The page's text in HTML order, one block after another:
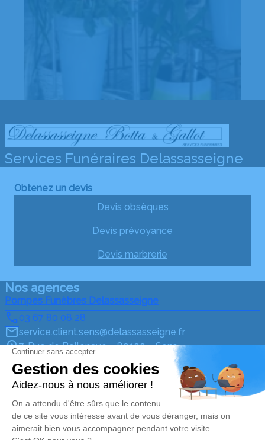
Services Funéraires Delassasseigne
Obtenez un devis
Devis obsèques
Devis prévoyance
Devis marbrerie
Nos agences
Pompes Funèbres Delassasseigne
03 67 80 08 28
service.client.sens@delassasseigne.fr
7, Rue de Bellenave – 89100 – Sens
4.7/5 – 370 avis
Pompes Funèbres Gallot
01 85 15 88 11
service.client.gallot@delassasseigne.fr
30 Rue d'Hemsbach – 77480 – Bray-sur-Seine